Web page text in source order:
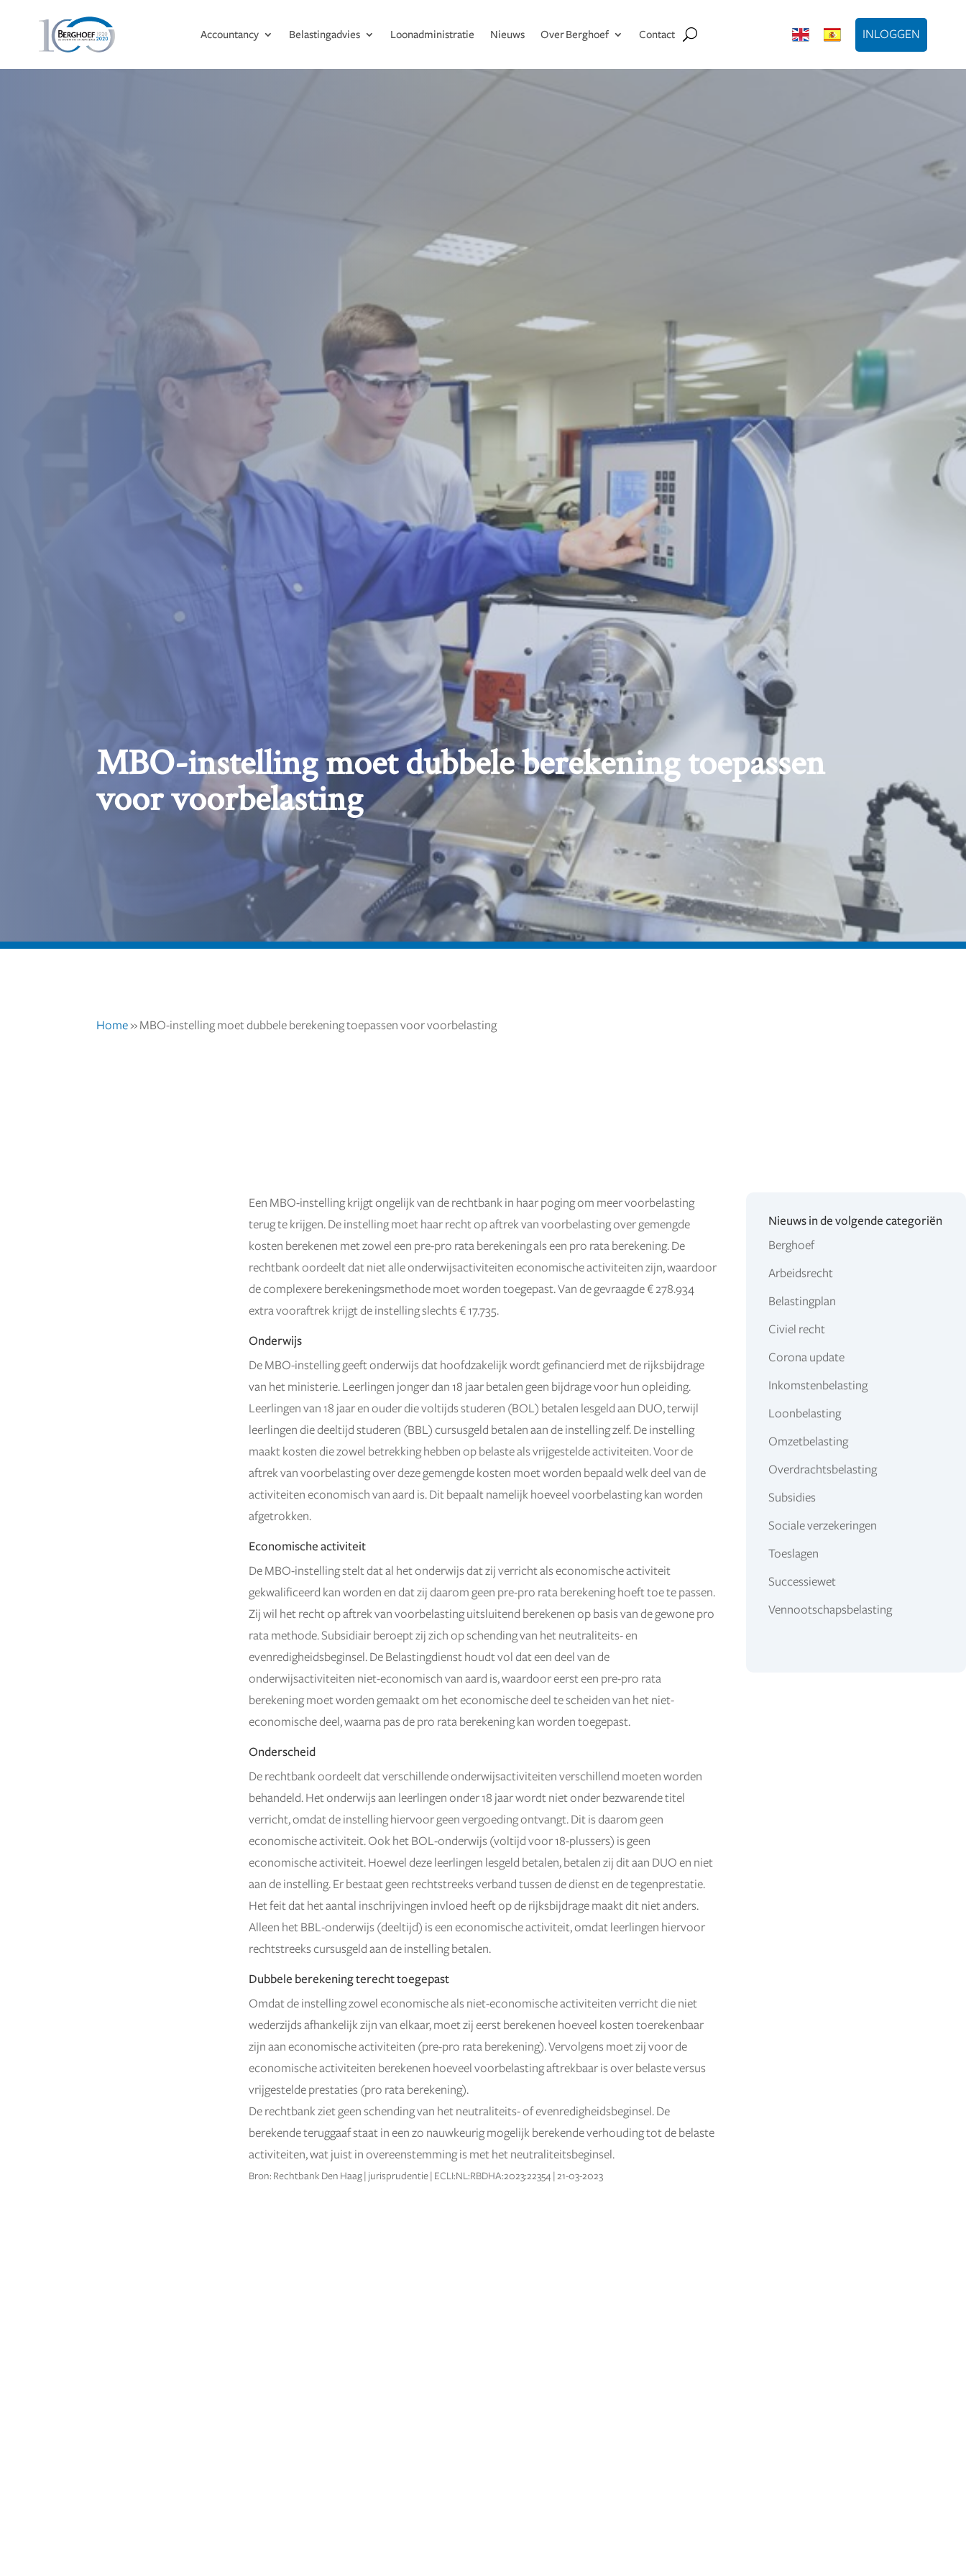
Accountancy Belastingadvies Loonadministratie Nieuws Over Berghoef Contact INLOGGEN
MBO-instelling moet dubbele berekening toepassen
voor voorbelasting
Home» MBO-instelling moet dubbele berekening toepassen voor voorbelasting
Een MBO-instelling krijgt ongelijk van de rechtbank in haar poging om meer voorbelasting
terug te krijgen. De instelling moet haar recht op aftrek van voorbelasting over gemengde
kosten berekenen met zowel een pre-pro rata berekening als een pro rata berekening. De
rechtbank oordeelt dat niet alle onderwijsactiviteiten economische activiteiten zijn, waardoor
de complexere berekeningsmethode moet worden toegepast. Van de gevraagde € 278.934
extra vooraftrek krijgt de instelling slechts € 17.735.
Onderwijs
De MBO-instelling geeft onderwijs dat hoofdzakelijk wordt gefinancierd met de rijksbijdrage
van het ministerie. Leerlingen jonger dan 18 jaar betalen geen bijdrage voor hun opleiding.
Leerlingen van 18 jaar en ouder die voltijds studeren (BOL) betalen lesgeld aan DUO, terwijl
leerlingen die deeltijd studeren (BBL) cursusgeld betalen aan de instelling zelf. De instelling
maakt kosten die zowel betrekking hebben op belaste als vrijgestelde activiteiten. Voor de
aftrek van voorbelasting over deze gemengde kosten moet worden bepaald welk deel van de
activiteiten economisch van aard is. Dit bepaalt namelijk hoeveel voorbelasting kan worden
afgetrokken.
Economische activiteit
De MBO-instelling stelt dat al het onderwijs dat zij verricht als economische activiteit
gekwalificeerd kan worden en dat zij daarom geen pre-pro rata berekening hoeft toe te passen.
Zij wil het recht op aftrek van voorbelasting uitsluitend berekenen op basis van de gewone pro
rata methode. Subsidiair beroept zij zich op schending van het neutraliteits- en
evenredigheidsbeginsel. De Belastingdienst houdt vol dat een deel van de
onderwijsactiviteiten niet-economisch van aard is, waardoor eerst een pre-pro rata
berekening moet worden gemaakt om het economische deel te scheiden van het niet-
economische deel, waarna pas de pro rata berekening kan worden toegepast.
Onderscheid
De rechtbank oordeelt dat verschillende onderwijsactiviteiten verschillend moeten worden
behandeld. Het onderwijs aan leerlingen onder 18 jaar wordt niet onder bezwarende titel
verricht, omdat de instelling hiervoor geen vergoeding ontvangt. Dit is daarom geen
economische activiteit. Ook het BOL-onderwijs (voltijd voor 18-plussers) is geen
economische activiteit. Hoewel deze leerlingen lesgeld betalen, betalen zij dit aan DUO en niet
aan de instelling. Er bestaat geen rechtstreeks verband tussen de dienst en de tegenprestatie.
Het feit dat het aantal inschrijvingen invloed heeft op de rijksbijdrage maakt dit niet anders.
Alleen het BBL-onderwijs (deeltijd) is een economische activiteit, omdat leerlingen hiervoor
rechtstreeks cursusgeld aan de instelling betalen.
Dubbele berekening terecht toegepast
Omdat de instelling zowel economische als niet-economische activiteiten verricht die niet
wederzijds afhankelijk zijn van elkaar, moet zij eerst berekenen hoeveel kosten toerekenbaar
zijn aan economische activiteiten (pre-pro rata berekening). Vervolgens moet zij voor de
economische activiteiten berekenen hoeveel voorbelasting aftrekbaar is over belaste versus
vrijgestelde prestaties (pro rata berekening).
De rechtbank ziet geen schending van het neutraliteits- of evenredigheidsbeginsel. De
berekende teruggaaf staat in een zo nauwkeurig mogelijk berekende verhouding tot de belaste
activiteiten, wat juist in overeenstemming is met het neutraliteitsbeginsel.
Bron: Rechtbank Den Haag | jurisprudentie | ECLI:NL:RBDHA:2023:22354 | 21-03-2023
Nieuws in de volgende categoriën
Berghoef
Arbeidsrecht
Belastingplan
Civiel recht
Corona update
Inkomstenbelasting
Loonbelasting
Omzetbelasting
Overdrachtsbelasting
Subsidies
Sociale verzekeringen
Toeslagen
Successiewet
Vennootschapsbelasting